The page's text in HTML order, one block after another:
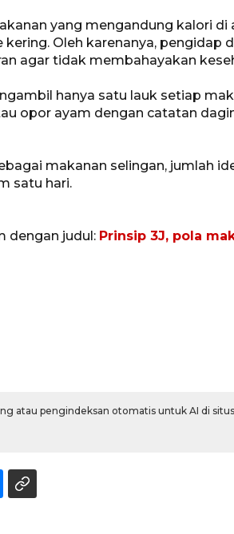
yang mengandung kalori di
Oleh karenanya, pengidap
agar tidak membahayakan
hanya satu lauk setiap
opor ayam dengan catatan
makanan selingan, jumlah
satu hari.
dengan judul: Prinsip 3J, pola
atau pengindeksan otomatis untuk AI di
dan manajerial